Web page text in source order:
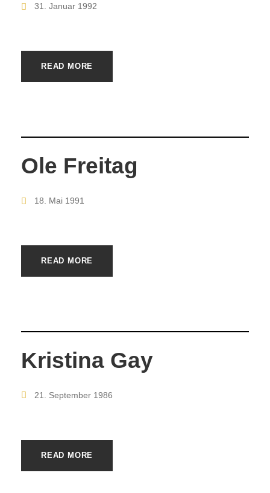
31. Januar 1992
READ MORE
Ole Freitag
18. Mai 1991
READ MORE
Kristina Gay
21. September 1986
READ MORE